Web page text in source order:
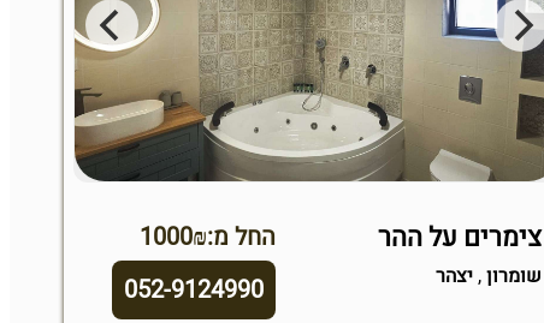
צימרים על ההר החל מ:1000₪
שומרון,יצהר 052-9124990